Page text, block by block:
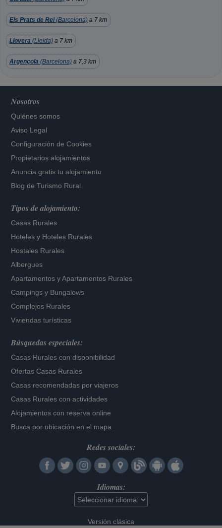
Els Prats de Rei(Barcelona) a 7 km
Llovera (Lleida) a 7 km
Argençola (Barcelona) a 7,3 km
Nosotros
Quiénes somos
Aviso Legal
Configuración de Cookies
Propietarios alojamientos
Anuncia gratis tu alojamiento
Blog de Turismo Rural
Tipos de alojamiento:
Casas Rurales
Hoteles y Hoteles Rurales
Hostales Rurales
Albergues
Apartamentos yApartamentos Rurales
Campings y Bungalows
Complejos Rurales
Viviendas turísticas
Búsquedas especiales:
Casas Rurales con disponibilidad
Ofertas Casas Rurales
Casas recomendadas por viajeros
Casas Rurales con actividades
Alojamientos con reserva online
Busca por ubicación en el mapa
Redes sociales:
Idiomas:
Versión clásica